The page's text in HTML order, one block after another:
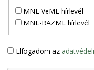
MNL VeML hírlevél
MNL-BAZML hírlevél
Elfogadom az